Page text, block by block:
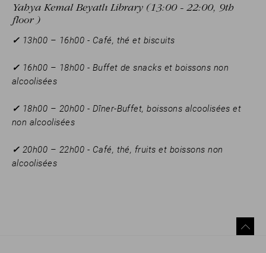
Yahya Kemal Beyatlı Library (13:00 - 22:00, 9th
floor )
✓ 13h00 – 16h00 - Café, thé et biscuits
✓ 16h00 – 18h00 - Buffet de snacks et boissons non
alcoolisées
✓ 18h00 – 20h00 - Dîner-Buffet, boissons alcoolisées et
non alcoolisées
✓ 20h00 – 22h00 - Café, thé, fruits et boissons non
alcoolisées